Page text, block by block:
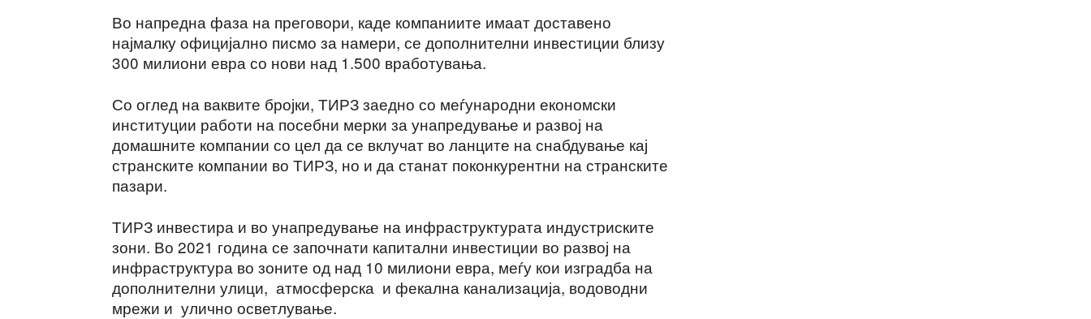
Во напредна фаза на преговори, каде компаниите имаат доставено
најмалку официјално писмо за намери, се дополнителни инвестиции близу
300 милиони евра со нови над 1.500 вработувања.
Со оглед на ваквите бројки, ТИРЗ заедно со меѓународни економски
институции работи на посебни мерки за унапредување и развој на
домашните компании со цел да се вклучат во ланците на снабдување кај
странските компании во ТИРЗ, но и да станат поконкурентни на странските
пазари.
ТИРЗ инвестира и во унапредување на инфраструктурата индустриските
зони. Во 2021 година се започнати капитални инвестиции во развој на
инфраструктура во зоните од над 10 милиони евра, меѓу кои изградба на
дополнителни улици, атмосферска и фекална канализација, водоводни
мрежи и улично осветлување.